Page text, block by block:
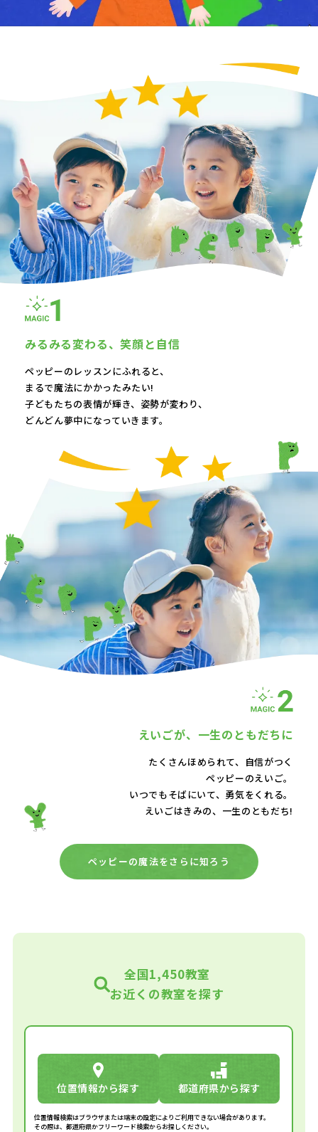
みるみる変わる、笑顔と自信
ペッピーのレッスンにふれると、
まるで魔法にかかったみたい!
子どもたちの表情が輝き、 姿勢が変わり、
どんどん夢中になっていきます。
えいごが、 一生のともだちに
たくさんほめられて、自信がつく
ペッピーのえいご。
いつでもそばにいて、 勇気をくれる。
えいごはきみの、一生のともだち!
ペッピーの魔法をさらに知ろう
全国1,450教室
お近くの教室を探す
位置情報から探す 都道府県から探す
位置情報検索はブラウザまたは端末の設定によりご利用できない場合があります。
その際は、都道府県かフリーワード検索からお探しください。